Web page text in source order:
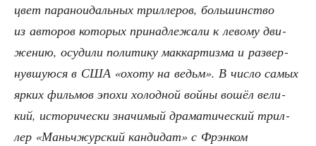
цвет пара­но­и­даль­ных трил­ле­ров, боль­шин­ство
из авто­ров кото­рых при­над­ле­жа­ли к лево­му дви­
же­нию, осу­ди­ли поли­ти­ку мак­кар­тиз­ма и раз­вер­
нув­шу­ю­ся в США «охо­ту на ведьм». В чис­ло самых
ярких филь­мов эпо­хи холод­ной вой­ны вошёл вели­
кий, исто­ри­че­ски зна­чи­мый дра­ма­ти­че­ский трил­
лер «Мань­чжур­ский кан­ди­дат» с Фрэн­ком